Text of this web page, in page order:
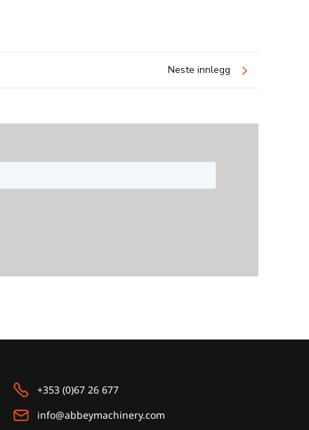
Neste innlegg
+353 (0)67 26 677
info@abbeymachinery.com